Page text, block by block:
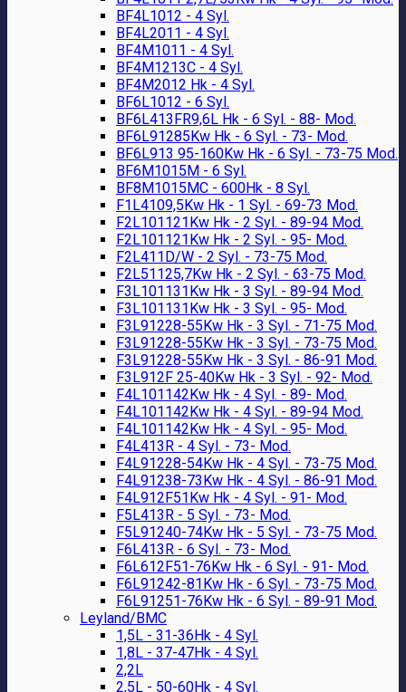
BF4L1012 - 4 Syl.
BF4L2011 - 4 Syl.
BF4M1011 - 4 Syl.
BF4M1213C - 4 Syl.
BF4M2012 Hk - 4 Syl.
BF6L1012 - 6 Syl.
BF6L413FR9,6L Hk - 6 Syl. - 88- Mod.
BF6L91285Kw Hk - 6 Syl. - 73- Mod.
BF6L913 95-160Kw Hk - 6 Syl. - 73-75 Mod.
BF6M1015M - 6 Syl.
BF8M1015MC - 600Hk - 8 Syl.
F1L4109,5Kw Hk - 1 Syl. - 69-73 Mod.
F2L101121Kw Hk - 2 Syl. - 89-94 Mod.
F2L101121Kw Hk - 2 Syl. - 95- Mod.
F2L411D/W - 2 Syl. - 73-75 Mod.
F2L51125,7Kw Hk - 2 Syl. - 63-75 Mod.
F3L101131Kw Hk - 3 Syl. - 89-94 Mod.
F3L101131Kw Hk - 3 Syl. - 95- Mod.
F3L91228-55Kw Hk - 3 Syl. - 71-75 Mod.
F3L91228-55Kw Hk - 3 Syl. - 73-75 Mod.
F3L91228-55Kw Hk - 3 Syl. - 86-91 Mod.
F3L912F 25-40Kw Hk - 3 Syl. - 92- Mod.
F4L101142Kw Hk - 4 Syl. - 89- Mod.
F4L101142Kw Hk - 4 Syl. - 89-94 Mod.
F4L101142Kw Hk - 4 Syl. - 95- Mod.
F4L413R - 4 Syl. - 73- Mod.
F4L91228-54Kw Hk - 4 Syl. - 73-75 Mod.
F4L91238-73Kw Hk - 4 Syl. - 86-91 Mod.
F4L912F51Kw Hk - 4 Syl. - 91- Mod.
F5L413R - 5 Syl. - 73- Mod.
F5L91240-74Kw Hk - 5 Syl. - 73-75 Mod.
F6L413R - 6 Syl. - 73- Mod.
F6L612F51-76Kw Hk - 6 Syl. - 91- Mod.
F6L91242-81Kw Hk - 6 Syl. - 73-75 Mod.
F6L91251-76Kw Hk - 6 Syl. - 89-91 Mod.
Leyland/BMC
1,5L - 31-36Hk - 4 Syl.
1,8L - 37-47Hk - 4 Syl.
2,2L
2,5L - 50-60Hk - 4 Syl.